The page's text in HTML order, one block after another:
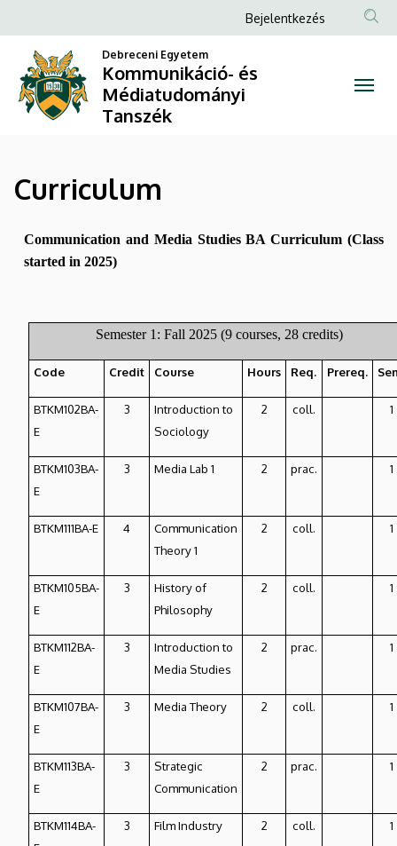
Kommunikáció-
Tanszék
a
tartalomra
Anonim
fiók
menüje
Bejelentkezés
Debreceni Egyetem
Kommunikáció- és
Médiatudományi
Tanszék
Curriculum
Communication and Media Studies BA Curriculum (Class
started in 2025)
Semester 1: Fall 2025 (9 courses, 28 credits)
Code Credit Course Hours Req. Prereq.
BTKM102BA-
E
3
Introduction to
Sociology
2 coll. 1
BTKM103BA-
E
3 Media Lab 1 2 prac. 1
BTKM111BA-E 4
Communication
Theory 1
2 coll. 1
BTKM105BA-
E
3
History of
Philosophy
2 coll. 1
BTKM112BA-
E
3
Introduction to
Media Studies
2 prac. 1
BTKM107BA-
E
3 Media Theory 2 coll. 1
BTKM113BA-
E
3
Strategic
Communication
2 prac. 1
BTKM114BA-
3 Film Industry 2 coll. 1